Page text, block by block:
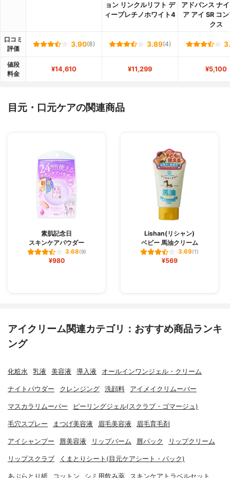
ョン リンクルリフト デ
ィープレチノホワイト4
アドバンス ナ
ア アイ SR コ
クス
口コミ
評価
3.90(8) 3.89(4)
値段
料金
¥14,610 ¥11,299 ¥5,100
目元・口元ケアの関連商品
素肌記念日
スキンケアパウダー
3.68(9)
¥980
Lishan(リシャン)
ベビー 馬油クリーム
3.69(1)
¥569
アイクリーム関連カテゴリ：おすすめ商品ランキ
ング
化粧水 乳液 美容液 導入液 オールインワンジェル・クリーム
ナイトパウダー クレンジング 洗顔料 アイメイクリムーバー
マスカラリムーバー ピーリングジェル(スクラブ・ゴマージュ)
毛穴スプレー まつげ美容液 眉毛美容液 眉毛育毛剤
アイシャンプー 唇美容液 リップバーム 唇パック リップクリーム
リップスクラブ くまとりシート(目元ケアシート・パック)
あぶらとり紙 コットン シミ用飲み薬 スキンケアトラベルセット